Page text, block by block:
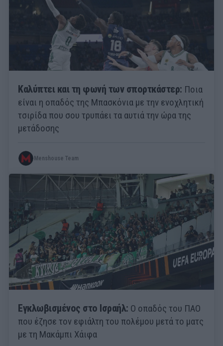
Καλύπτει και τη φωνή των σπορτκάστερ: Ποια
είναι η οπαδός της Μπασκόνια με την ενοχλητική
τσιρίδα που σου τρυπάει τα αυτιά την ώρα της
μετάδοσης
Menshouse Team
Εγκλωβισμένος στο Ισραήλ: Ο οπαδός του ΠΑΟ
που έζησε τον εφιάλτη του πολέμου μετά το ματς
με τη Μακάμπι Χάιφα